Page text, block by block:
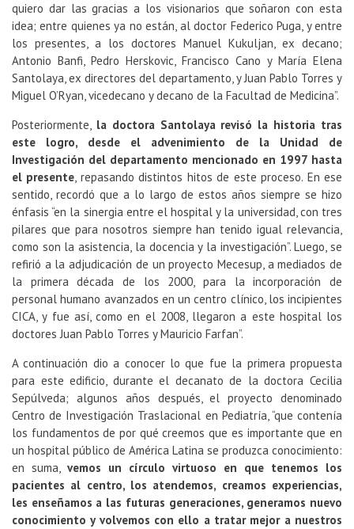
quiero dar las gracias a los visionarios que soñaron con esta
idea; entre quienes ya no están, al doctor Federico Puga, y entre
los presentes, a los doctores Manuel Kukuljan, ex decano;
Antonio Banfi, Pedro Herskovic, Francisco Cano y María Elena
Santolaya, ex directores del departamento, y Juan Pablo Torres y
Miguel O’Ryan, vicedecano y decano de la Facultad de Medicina”.
Posteriormente, la doctora Santolaya revisó la historia tras
este logro, desde el advenimiento de la Unidad de
Investigación del departamento mencionado en 1997 hasta
el presente, repasando distintos hitos de este proceso. En ese
sentido, recordó que a lo largo de estos años siempre se hizo
énfasis “en la sinergia entre el hospital y la universidad, con tres
pilares que para nosotros siempre han tenido igual relevancia,
como son la asistencia, la docencia y la investigación”. Luego, se
refirió a la adjudicación de un proyecto Mecesup, a mediados de
la primera década de los 2000, para la incorporación de
personal humano avanzados en un centro clínico, los incipientes
CICA, y fue así, como en el 2008, llegaron a este hospital los
doctores Juan Pablo Torres y Mauricio Farfan”.
A continuación dio a conocer lo que fue la primera propuesta
para este edificio, durante el decanato de la doctora Cecilia
Sepúlveda; algunos años después, el proyecto denominado
Centro de Investigación Traslacional en Pediatría, “que contenía
los fundamentos de por qué creemos que es importante que en
un hospital público de América Latina se produzca conocimiento:
en suma, vemos un círculo virtuoso en que tenemos los
pacientes al centro, los atendemos, creamos experiencias,
les enseñamos a las futuras generaciones, generamos nuevo
conocimiento y volvemos con ello a tratar mejor a nuestros